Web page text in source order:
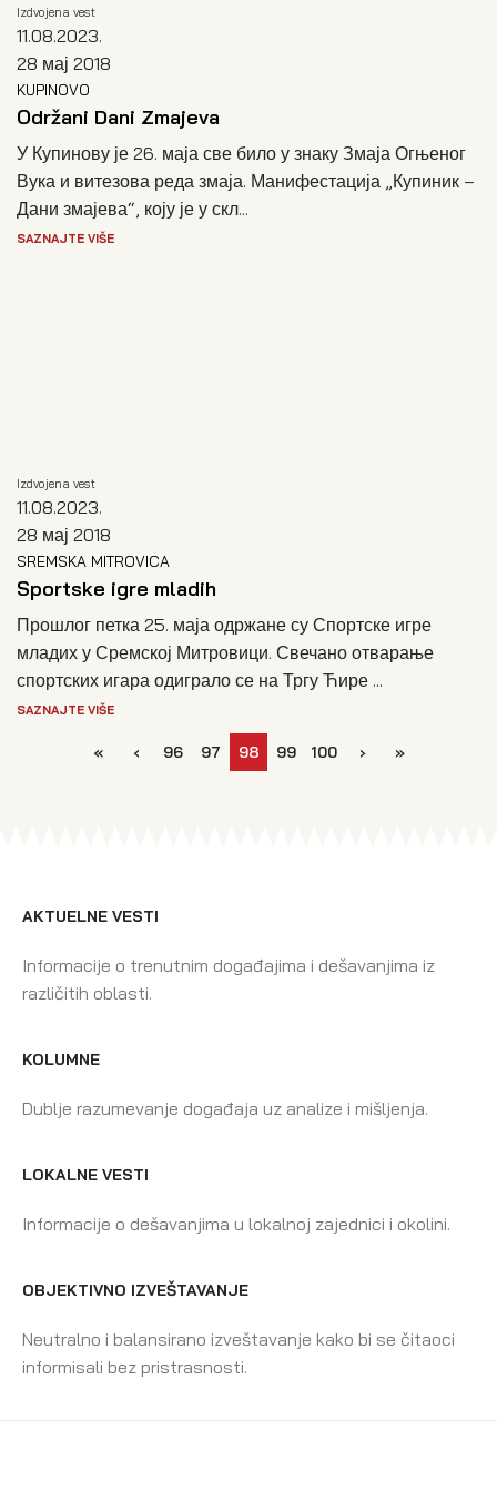
Izdvojena vest
11.08.2023.
28 мај 2018
KUPINOVO
Održani Dani Zmajeva
У Купинову је 26. маја све било у знаку Змаја Огњеног
Вука и витезова реда змаја. Манифестација „Купиник –
Дани змајева“, коју је у скл...
SAZNAJTE VIŠE
Izdvojena vest
11.08.2023.
28 мај 2018
SREMSKA MITROVICA
Sportske igre mladih
Прошлог петка 25. маја одржане су Спортске игре
младих у Сремској Митровици. Свечано отварање
спортских игара одиграло се на Тргу Ћире ...
SAZNAJTE VIŠE
« ‹ 96 97 98 99 100 › »
AKTUELNE VESTI
Informacije o trenutnim događajima i dešavanjima iz
različitih oblasti.
KOLUMNE
Dublje razumevanje događaja uz analize i mišljenja.
LOKALNE VESTI
Informacije o dešavanjima u lokalnoj zajednici i okolini.
OBJEKTIVNO IZVEŠTAVANJE
Neutralno i balansirano izveštavanje kako bi se čitaoci
informisali bez pristrasnosti.